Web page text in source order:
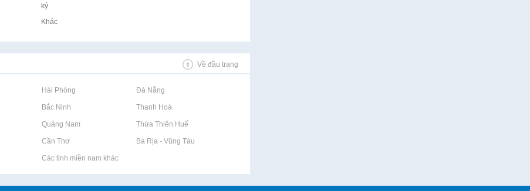
ký
Khác
Về đầu trang
Rao vặt tại Hải Phòng Rao vặt tại Đà Nẵng
Rao vặt tại Bắc Ninh Rao vặt tại Thanh Hoá
Rao vặt tại Quảng Nam Rao vặt tại Thừa Thiên Huế
Rao vặt tại Cần Thơ Rao vặt tại Bà Rịa - Vũng Tàu
Rao vặt tại Các tỉnh miền nam khác